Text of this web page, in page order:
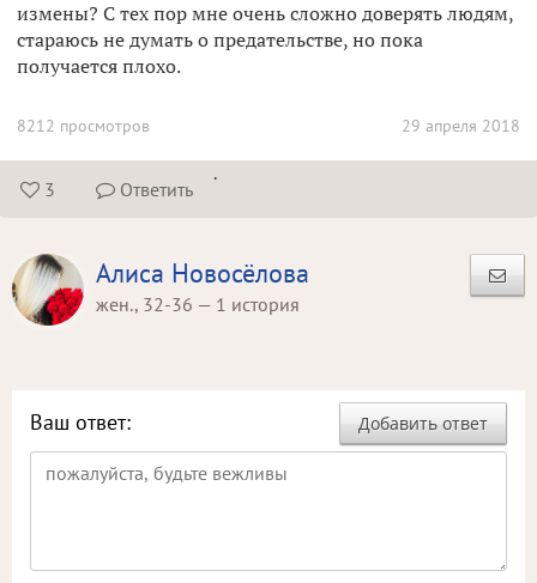
измены? С тех пор мне очень сложно доверять людям,
стараюсь не думать о предательстве, но пока
получается плохо.
29 апреля 2018
8212 просмотров
 3  Ответить
.
Алиса Новосёлова
жен., 32-36 — 1 история
Добавить ответ
Ваш ответ: